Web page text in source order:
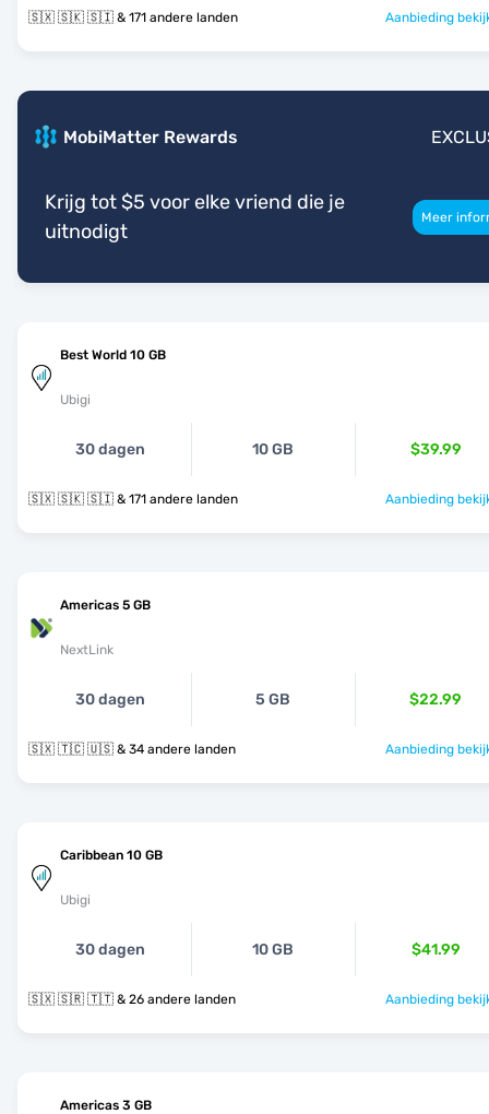
🇸🇽 🇸🇰 🇸🇮 & 171 andere landen Aanbieding
MobiMatter Rewards
Krijg tot $5 voor elke vriend die je
uitnodigt
Meer
Best World 10 GB
Ubigi
30 dagen 10 GB $39.99
🇸🇽 🇸🇰 🇸🇮 & 171 andere landen Aanbieding
Americas 5 GB
NextLink
30 dagen 5 GB $22.99
🇸🇽 🇹🇨 🇺🇸 & 34 andere landen Aanbieding
Caribbean 10 GB
Ubigi
30 dagen 10 GB $41.99
🇸🇽 🇸🇷 🇹🇹 & 26 andere landen Aanbieding
Americas 3 GB